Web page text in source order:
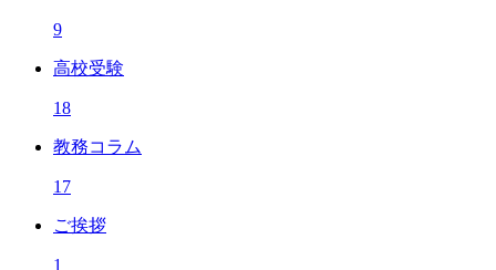
9
高校受験
18
教務コラム
17
ご挨拶
1